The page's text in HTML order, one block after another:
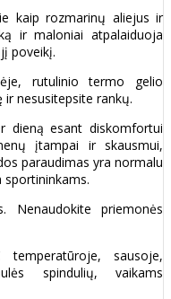
kaip rozmarinų aliejus ir
ir maloniai atpalaiduoja
poveikį.
rutulinio termo gelio
nesusitepsite rankų.
dieną esant diskomfortui
įtampai ir skausmui,
paraudimas yra normalu
sportininkams.
Nenaudokite priemonės
sausoje,
spindulių, vaikams